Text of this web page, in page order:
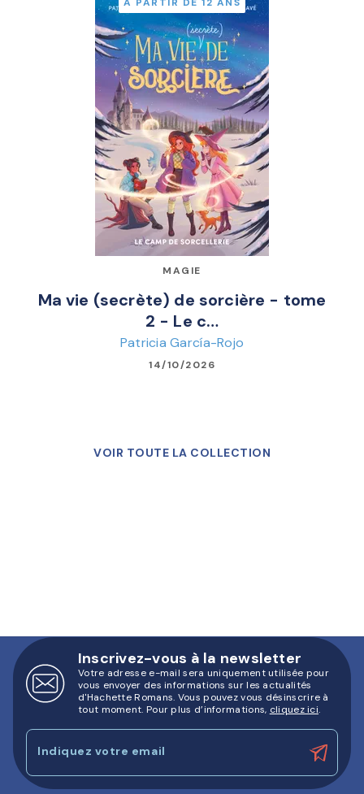
À PARTIR DE 12 ANS
MAGIE
Ma vie (secrète) de sorcière - tome
2 - Le c…
Patricia García-Rojo
14/10/2026
VOIR TOUTE LA COLLECTION
Inscrivez-vous à la newsletter
Votre adresse e-mail sera uniquement utilisée pour
vous envoyer des informations sur les actualités
d'Hachette Romans. Vous pouvez vous désinscrire à
tout moment. Pour plus d’informations, cliquez ici.
Indiquez votre email